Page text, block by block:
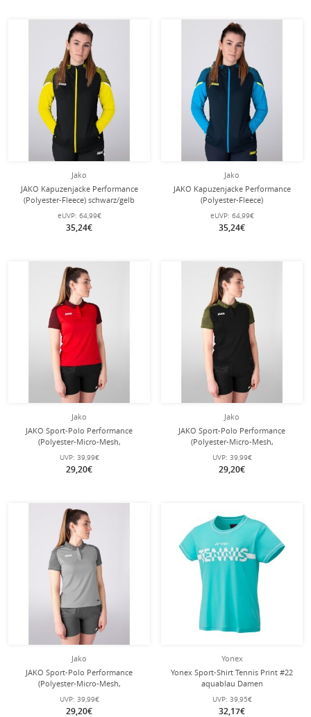
Jako
JAKO Kapuzenjacke Performance
(Polyester-Fleece) schwarz/gelb
Damen
eUVP: 64,99€
35,24€
Jako
JAKO Kapuzenjacke Performance
(Polyester-Fleece)
marineblau/hellblau Damen
eUVP: 64,99€
35,24€
Jako
JAKO Sport-Polo Performance
(Polyester-Micro-Mesh,
atmungsaktiv, schnelltrocknend)
rot/schwarz Damen
UVP: 39,99€
29,20€
Jako
JAKO Sport-Polo Performance
(Polyester-Micro-Mesh,
atmungsaktiv, schnelltrocknend)
schwarz/gelb Damen
UVP: 39,99€
29,20€
Jako
JAKO Sport-Polo Performance
(Polyester-Micro-Mesh,
atmungsaktiv, schnelltrocknend)
hellgrau Damen
UVP: 39,99€
29,20€
Yonex
Yonex Sport-Shirt Tennis Print #22
aquablau Damen
UVP: 39,95€
32,17€